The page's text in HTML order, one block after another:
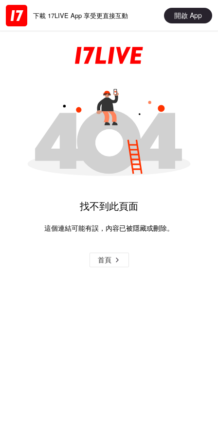
下載 17LIVE App 享受更直接互動 開啟 App
找不到此頁面
這個連結可能有誤，內容已被隱藏或刪除。
首頁